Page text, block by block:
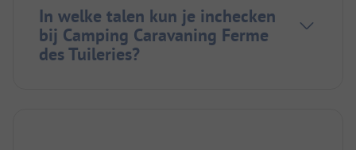
In welke talen kun je inchecken
bij Camping Caravaning Ferme
des Tuileries?